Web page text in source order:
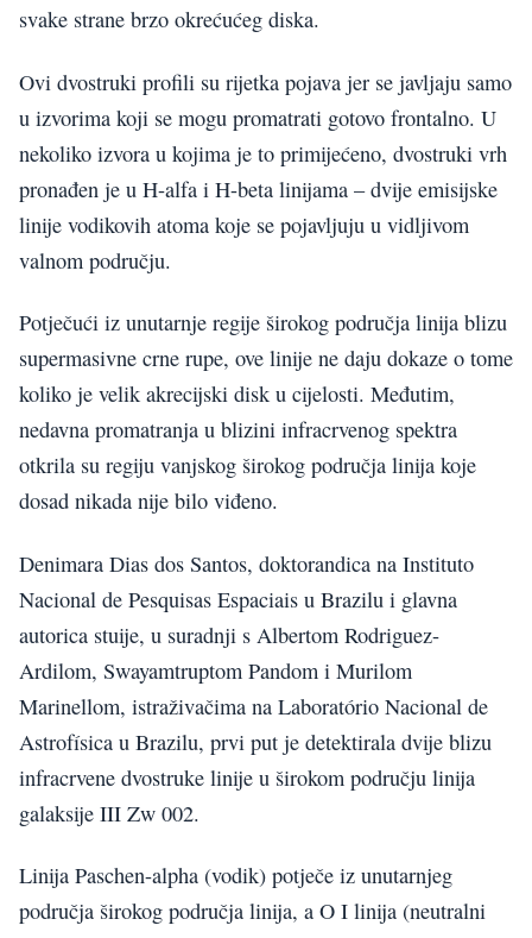
svake strane brzo okrećućeg diska.
Ovi dvostruki profili su rijetka pojava jer se javljaju samo
u izvorima koji se mogu promatrati gotovo frontalno. U
nekoliko izvora u kojima je to primijećeno, dvostruki vrh
pronađen je u H-alfa i H-beta linijama – dvije emisijske
linije vodikovih atoma koje se pojavljuju u vidljivom
valnom području.
Potječući iz unutarnje regije širokog područja linija blizu
supermasivne crne rupe, ove linije ne daju dokaze o tome
koliko je velik akrecijski disk u cijelosti. Međutim,
nedavna promatranja u blizini infracrvenog spektra
otkrila su regiju vanjskog širokog područja linija koje
dosad nikada nije bilo viđeno.
Denimara Dias dos Santos, doktorandica na Instituto
Nacional de Pesquisas Espaciais u Brazilu i glavna
autorica stuije, u suradnji s Albertom Rodriguez-
Ardilom, Swayamtruptom Pandom i Murilom
Marinellom, istraživačima na Laboratório Nacional de
Astrofísica u Brazilu, prvi put je detektirala dvije blizu
infracrvene dvostruke linije u širokom području linija
galaksije III Zw 002.
Linija Paschen-alpha (vodik) potječe iz unutarnjeg
područja širokog područja linija, a O I linija (neutralni